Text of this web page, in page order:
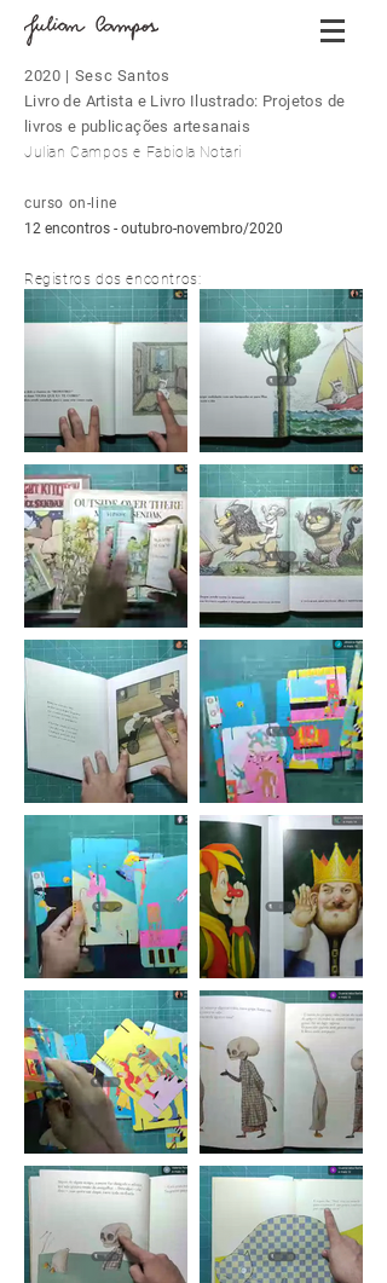
2020 | Sesc Santos
Livro de Artista e Livro Ilustrado: Projetos de
livros e publicações artesanais
Julian Campos e Fabiola Notari
curso on-line
12 encontros - outubro-novembro/2020
Registros dos encontros: